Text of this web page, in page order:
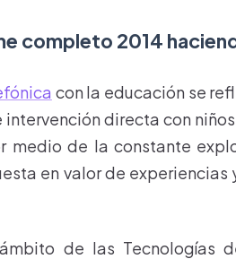
completo 2014
con la educación se
directa con
medio de la constante
en valor de experiencias
de las Tecnologías